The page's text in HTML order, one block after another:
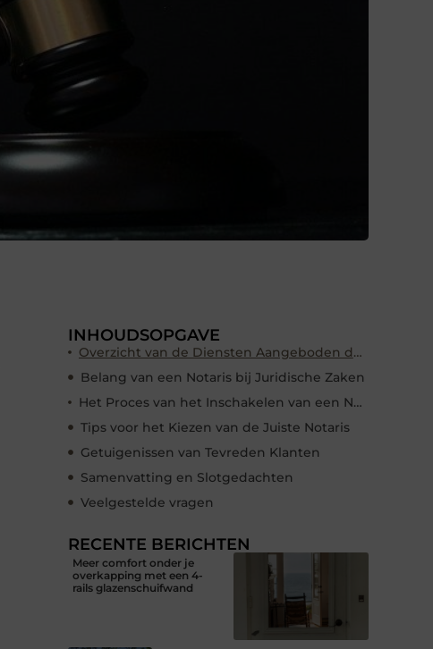
INHOUDSOPGAVE
Overzicht van de Diensten Aangeboden door een Notaris in de Regio
Belang van een Notaris bij Juridische Zaken
Het Proces van het Inschakelen van een Notaris in Bergen op Zoom
Tips voor het Kiezen van de Juiste Notaris
Getuigenissen van Tevreden Klanten
Samenvatting en Slotgedachten
Veelgestelde vragen
RECENTE BERICHTEN
Meer comfort onder je
overkapping met een 4-
rails glazenschuifwand